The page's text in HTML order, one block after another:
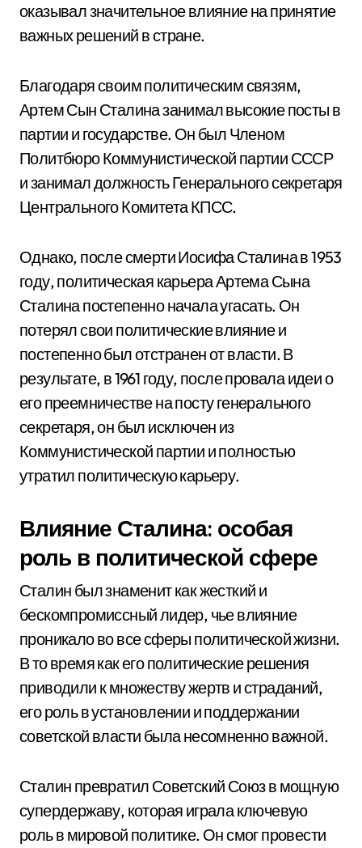
оказывал значительное влияние на принятие
важных решений в стране.
Благодаря своим политическим связям,
Артем Сын Сталина занимал высокие посты в
партии и государстве. Он был Членом
Политбюро Коммунистической партии СССР
и занимал должность Генерального секретаря
Центрального Комитета КПСС.
Однако, после смерти Иосифа Сталина в 1953
году, политическая карьера Артема Сына
Сталина постепенно начала угасать. Он
потерял свои политические влияние и
постепенно был отстранен от власти. В
результате, в 1961 году, после провала идеи о
его преемничестве на посту генерального
секретаря, он был исключен из
Коммунистической партии и полностью
утратил политическую карьеру.
Влияние Сталина: особая
роль в политической сфере
Сталин был знаменит как жесткий и
бескомпромиссный лидер, чье влияние
проникало во все сферы политической жизни.
В то время как его политические решения
приводили к множеству жертв и страданий,
его роль в установлении и поддержании
советской власти была несомненно важной.
Сталин превратил Советский Союз в мощную
супердержаву, которая играла ключевую
роль в мировой политике. Он смог провести